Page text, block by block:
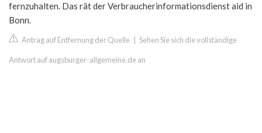
fernzuhalten. Das rät der Verbraucherinformationsdienst aid in
Bonn.
Antrag auf Entfernung der Quelle Sehen Sie sich die vollständige
Antwort auf augsburger-allgemeine.de an